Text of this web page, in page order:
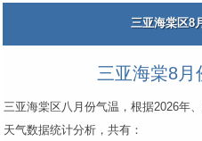
三亚海棠区8
三亚海棠8月
三亚海棠区八月份气温，根据2026年
天气数据统计分析，共有：